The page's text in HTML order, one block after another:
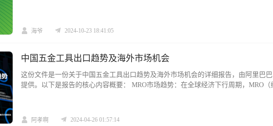
未来行业受基建、DIY 习惯等因素推动，规模有望以 4% 年均增速扩大。同时报告
海爷 2024-10-23 18:41:05
中国五金工具出口趋势及海外市场机会
这份文件是一份关于中国五金工具出口趋势及海外市场机会的详细报告，由阿里巴
提供。以下是报告的核心内容概要： MRO市场趋势：在全球经济下行周期，MRO（维护、维
的370亿美元增长至2025年的455亿美元。 五金工具核心品类：包括园林工具、动力
阿孝啊 2024-04-26 01:57:14